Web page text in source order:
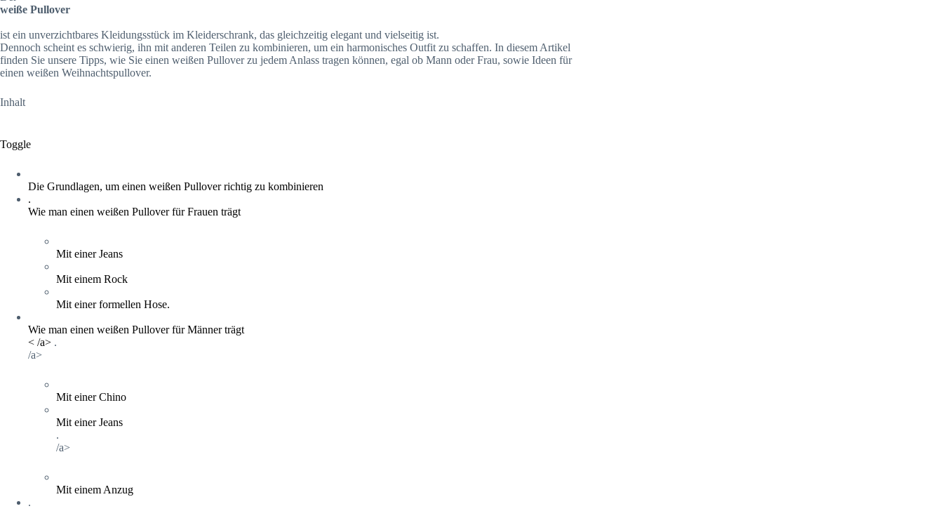
weiße Pullover
ist ein unverzichtbares Kleidungsstück im Kleiderschrank, das gleichzeitig elegant und vielseitig ist.
Dennoch scheint es schwierig, ihn mit anderen Teilen zu kombinieren, um ein harmonisches Outfit zu schaffen. In diesem Artikel
finden Sie unsere Tipps, wie Sie einen weißen Pullover zu jedem Anlass tragen können, egal ob Mann oder Frau, sowie Ideen für
einen weißen Weihnachtspullover.
Inhalt
Toggle
Die Grundlagen, um einen weißen Pullover richtig zu kombinieren
.
Wie man einen weißen Pullover für Frauen trägt
Mit einer Jeans
Mit einem Rock
Mit einer formellen Hose.
Wie man einen weißen Pullover für Männer trägt
< /a> .
/a>
Mit einer Chino
Mit einer Jeans
.
/a>
Mit einem Anzug
.